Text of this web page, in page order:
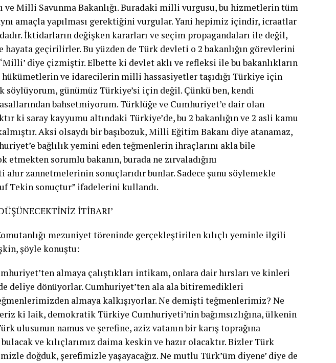
ve Milli Savunma Bakanlığı. Buradaki milli vurgusu, bu hizmetlerin tüm
amaçla yapılması gerektiğini vurgular. Yani hepimiz içindir, icraatlar
İktidarların değişken kararları ve seçim propagandaları ile değil,
geçirilirler. Bu yüzden de Türk devleti o 2 bakanlığın görevlerini
diye çizmiştir. Elbette ki devlet aklı ve refleksi ile bu bakanlıkların
hükümetlerin ve idarecilerin milli hassasiyetler taşıdığı Türkiye için
söylüyorum, günümüz Türkiye’si için değil. Çünkü ben, kendi
bahsetmiyorum. Türklüğe ve Cumhuriyet’e dair olan
ki saray kayyumu altındaki Türkiye’de, bu 2 bakanlığın ve 2 asli kamu
Aksi olsaydı bir başıbozuk, Milli Eğitim Bakanı diye atanamaz,
bağlılık yemini eden teğmenlerin ihraçlarını akla bile
sorumlu bakanın, burada ne zırvaladığını
zannetmelerinin sonuçlarıdır bunlar. Sadece şunu söylemekle
Tekin sonuçtur” ifadelerini kullandı.
İTİBARI’
mezuniyet töreninde gerçekleştirilen kılıçlı yeminle ilgili
şöyle konuştu:
almaya çalıştıkları intikam, onlara dair hırsları ve kinleri
deliye dönüyorlar. Cumhuriyet’ten ala ala bitiremedikleri
almaya kalkışıyorlar. Ne demişti teğmenlerimiz? Ne
ki laik, demokratik Türkiye Cumhuriyeti’nin bağımsızlığına, ülkenin
ulusunun namus ve şerefine, aziz vatanın bir karış toprağına
ve kılıçlarımız daima keskin ve hazır olacaktır. Bizler Türk
doğduk, şerefimizle yaşayacağız. Ne mutlu Türk’üm diyene’ diye de